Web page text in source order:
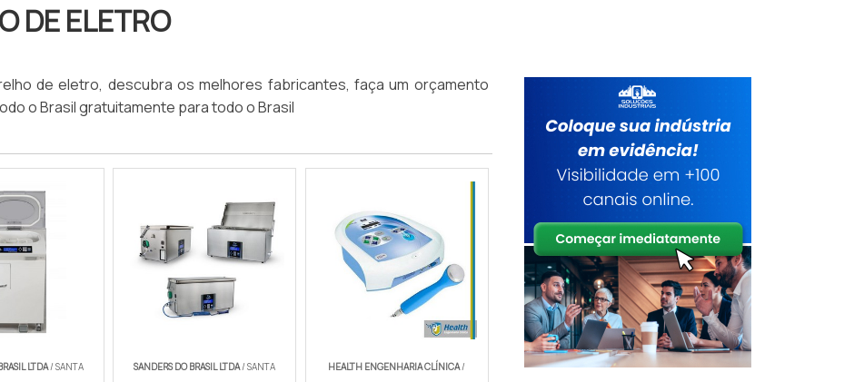
DE ELETRO
de eletro, descubra os melhores fabricantes, faça um orçamento
o Brasil gratuitamente para todo o Brasil
LTDA/ SANTA
SANDERS DO BRASIL LTDA/ SANTA
HEALTH ENGENHARIA CLÍNICA/